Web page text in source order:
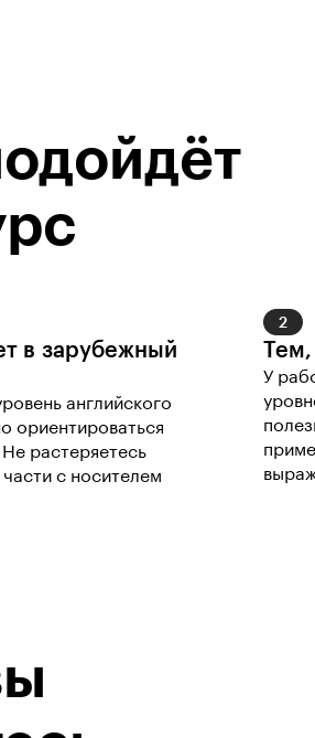
в зарубежный
английского
ориентироваться
растеряетесь
с носителем
2
Тем,
У